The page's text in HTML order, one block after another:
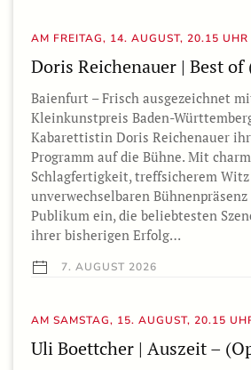
AM FREITAG, 14. AUGUST, 20.15 UHR
Doris Reichenauer | Best
Baienfurt – Frisch ausgezeichnet
Kleinkunstpreis Baden-
Kabarettistin Doris Reichenauer
Programm auf die Bühne. Mit
Schlagfertigkeit, treffsicherem
unverwechselbaren
Publikum ein, die beliebtesten
ihrer bisherigen Erfolg…
7. AUGUST 2026
AM SAMSTAG, 15. AUGUST, 20.15
Uli Boettcher | Auszeit –